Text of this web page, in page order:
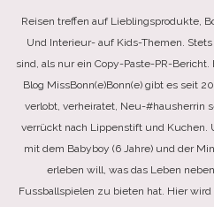
Reisen treffen auf Lieblingsprodukte,
Und Interieur- auf Kids-Themen.
sind, als nur ein Copy-Paste-PR-
Blog MissBonn(e)Bonn(e) gibt es seit
verlobt, verheiratet, Neu-#hausherrin
verrückt nach Lippenstift und Kuchen.
mit dem Babyboy (6 Jahre) und der
erleben will, was das Leben
Fussballspielen zu bieten hat. Hier